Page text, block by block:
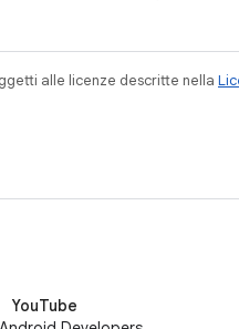
alle licenze descritte nella
YouTube